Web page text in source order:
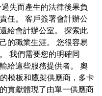
失而產生的法律後果負
任。 客戶簽署會計辦公
給會計辦公室。 探索此
的職業生涯。 您很容易
我們需要您的明確同
給這些服務提供者。 奧
模板和鷹架供應商，多卡
貢獻體現了由單一供應商